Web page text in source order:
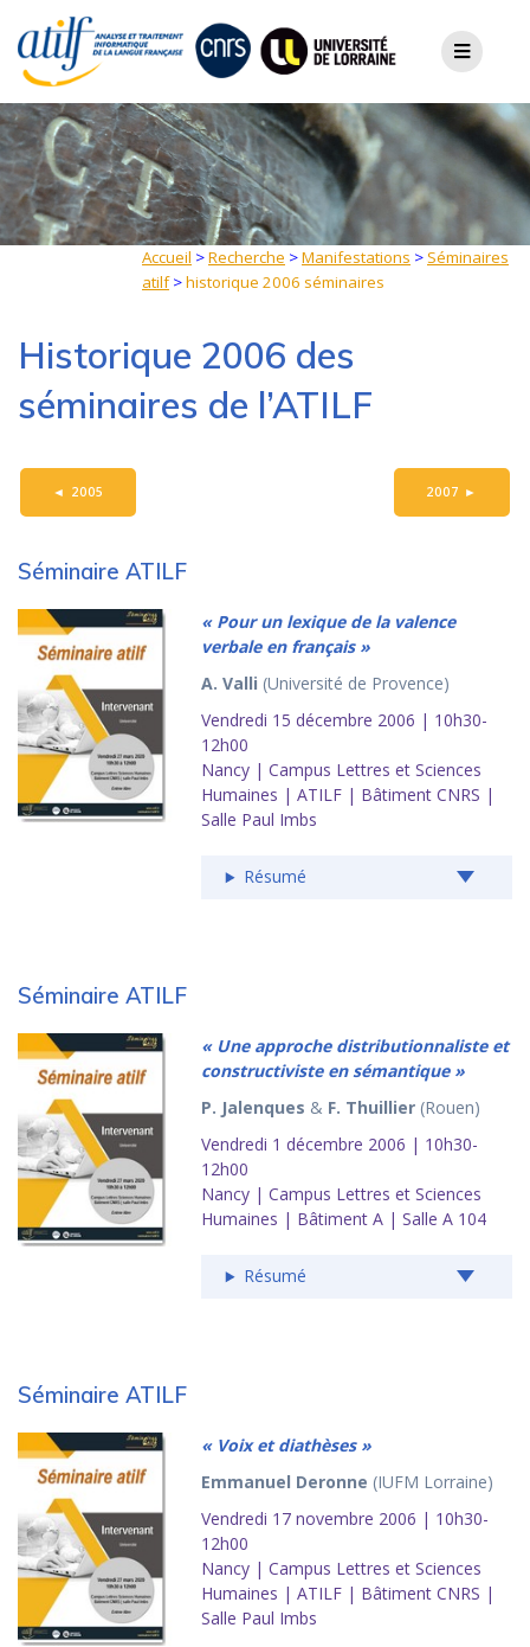
content
Accueil >Recherche >Manifestations >Séminaires
atilf>historique 2006 séminaires
Historique 2006 des
séminaires de l’ATILF
◄ 2005 2007 ►
Séminaire ATILF
« Pour un lexique de la valence
verbale en français »
A. Valli (Université de Provence)
Vendredi 15 décembre 2006 | 10h30-
12h00
Nancy | Campus Lettres et Sciences
Humaines | ATILF | Bâtiment CNRS |
Salle Paul Imbs
Résumé
Séminaire ATILF
« Une approche distributionnaliste et
constructiviste en sémantique »
P. Jalenques & F. Thuillier(Rouen)
Vendredi 1 décembre 2006 | 10h30-
12h00
Nancy | Campus Lettres et Sciences
Humaines | Bâtiment A | Salle A 104
Résumé
Séminaire ATILF
« Voix et diathèses »
Emmanuel Deronne (IUFM Lorraine)
Vendredi 17 novembre 2006 | 10h30-
12h00
Nancy | Campus Lettres et Sciences
Humaines | ATILF | Bâtiment CNRS |
Salle Paul Imbs